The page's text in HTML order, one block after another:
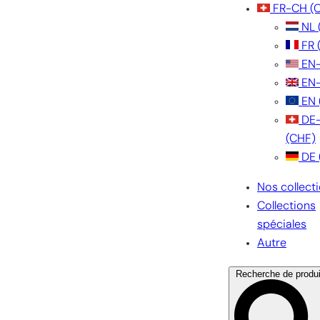
FR-CH
NL
FR
EN
(CHF)
DE
Nos
Collections
spéciales
Autre
Recherche de